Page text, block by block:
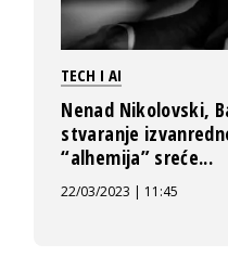
TECH I AI
Nenad Nikolovski,
stvaranje
“alhemija” sreće...
22/03/2023 | 11:45